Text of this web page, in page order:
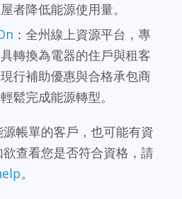
者降低能源使用量。
：全州線上資源平台，專
轉換為電器的住戶與租客
行補助優惠與合格承包商
鬆完成能源轉型。
帳單的客戶，也可能有資
查看您是否符合資格，請
。